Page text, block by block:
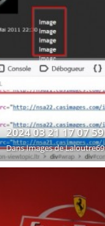
DansImages de Laloutre69